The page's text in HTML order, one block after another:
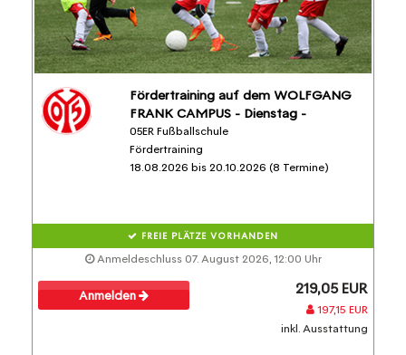
Fördertraining auf dem WOLFGANG
FRANK CAMPUS - Dienstag -
05ER Fußballschule
Fördertraining
18.08.2026 bis 20.10.2026 (8 Termine)
FREIE PLÄTZE VORHANDEN
Anmeldeschluss 07. August 2026, 12:00 Uhr
Anmelden 219,05 EUR
197,15 EUR
inkl. Ausstattung